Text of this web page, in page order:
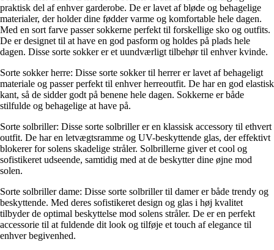
praktisk del af enhver garderobe. De er lavet af bløde og behagelige
materialer, der holder dine fødder varme og komfortable hele dagen.
Med en sort farve passer sokkerne perfekt til forskellige sko og outfits.
De er designet til at have en god pasform og holdes på plads hele
dagen. Disse sorte sokker er et uundværligt tilbehør til enhver kvinde.
Sorte sokker herre: Disse sorte sokker til herrer er lavet af behageligt
materiale og passer perfekt til enhver herreoutfit. De har en god elastisk
kant, så de sidder godt på benene hele dagen. Sokkerne er både
stilfulde og behagelige at have på.
Sorte solbriller: Disse sorte solbriller er en klassisk accessory til ethvert
outfit. De har en letvægtsramme og UV-beskyttende glas, der effektivt
blokerer for solens skadelige stråler. Solbrillerne giver et cool og
sofistikeret udseende, samtidig med at de beskytter dine øjne mod
solen.
Sorte solbriller dame: Disse sorte solbriller til damer er både trendy og
beskyttende. Med deres sofistikeret design og glas i høj kvalitet
tilbyder de optimal beskyttelse mod solens stråler. De er en perfekt
accessorie til at fuldende dit look og tilføje et touch af elegance til
enhver begivenhed.